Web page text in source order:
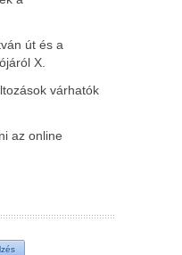
út és a
X.
várhatók
az online